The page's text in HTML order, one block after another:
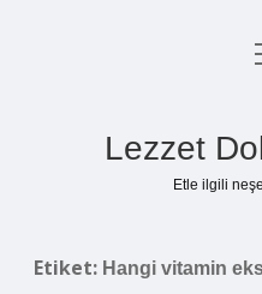
Lezzet
Etle ilgili
Etiket: Hangi vitamin